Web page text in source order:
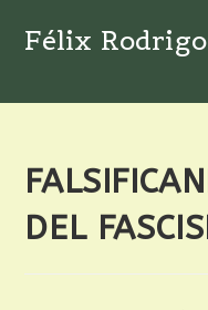
Félix
DEL